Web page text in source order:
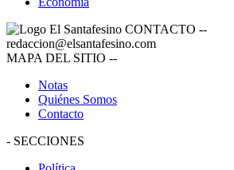
CONTACTO --
redaccion@elsantafesino.com
MAPA DEL SITIO --
Notas
Quiénes Somos
Contacto
- SECCIONES